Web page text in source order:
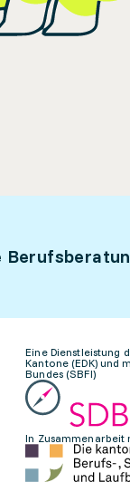
Eine Dienstleistung
Kantone (EDK) und
Bundes (SBFI)
In Zusammenarbeit